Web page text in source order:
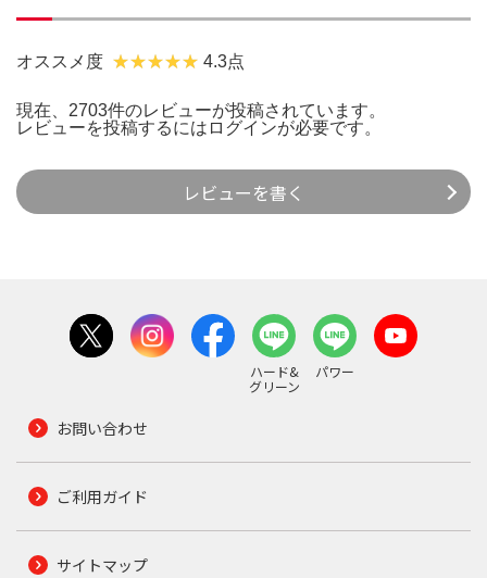
オススメ度 4.3点
現在、2703件のレビューが投稿されています。
レビューを投稿するには ログインが必要です。
レビューを書く
ハード&
グリーン
パワー
お問い合わせ
ご利用ガイド
サイトマップ